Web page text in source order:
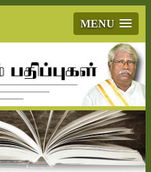
MENU